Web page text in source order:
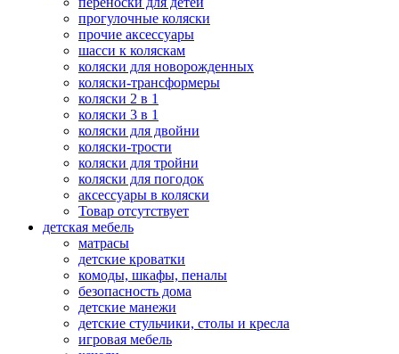
прогулочные коляски
прочие аксессуары
шасси к коляскам
коляски для новорожденных
коляски-трансформеры
коляски 2 в 1
коляски 3 в 1
коляски для двойни
коляски-трости
коляски для тройни
коляски для погодок
аксессуары в коляски
Товар отсутствует
детская мебель
матрасы
детские кроватки
комоды, шкафы, пеналы
безопасность дома
детские манежи
детские стульчики, столы и кресла
игровая мебель